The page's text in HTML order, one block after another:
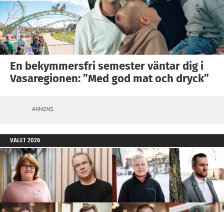
En bekymmersfri semester väntar dig i
Vasaregionen: ”Med god mat och dryck”
ANNONS
VALET 2026